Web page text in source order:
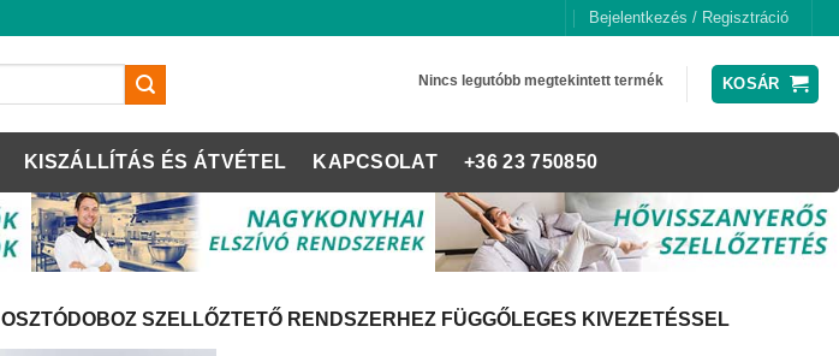
Bejelentkezés / Regisztráció
Nincs legutóbb megtekintett termék KOSÁR
KISZÁLLÍTÁS ÉS ÁTVÉTEL KAPCSOLAT +36 23 750850
OSZTÓDOBOZ SZELLŐZTETŐ RENDSZERHEZ FÜGGŐLEGES KIVEZETÉSSEL